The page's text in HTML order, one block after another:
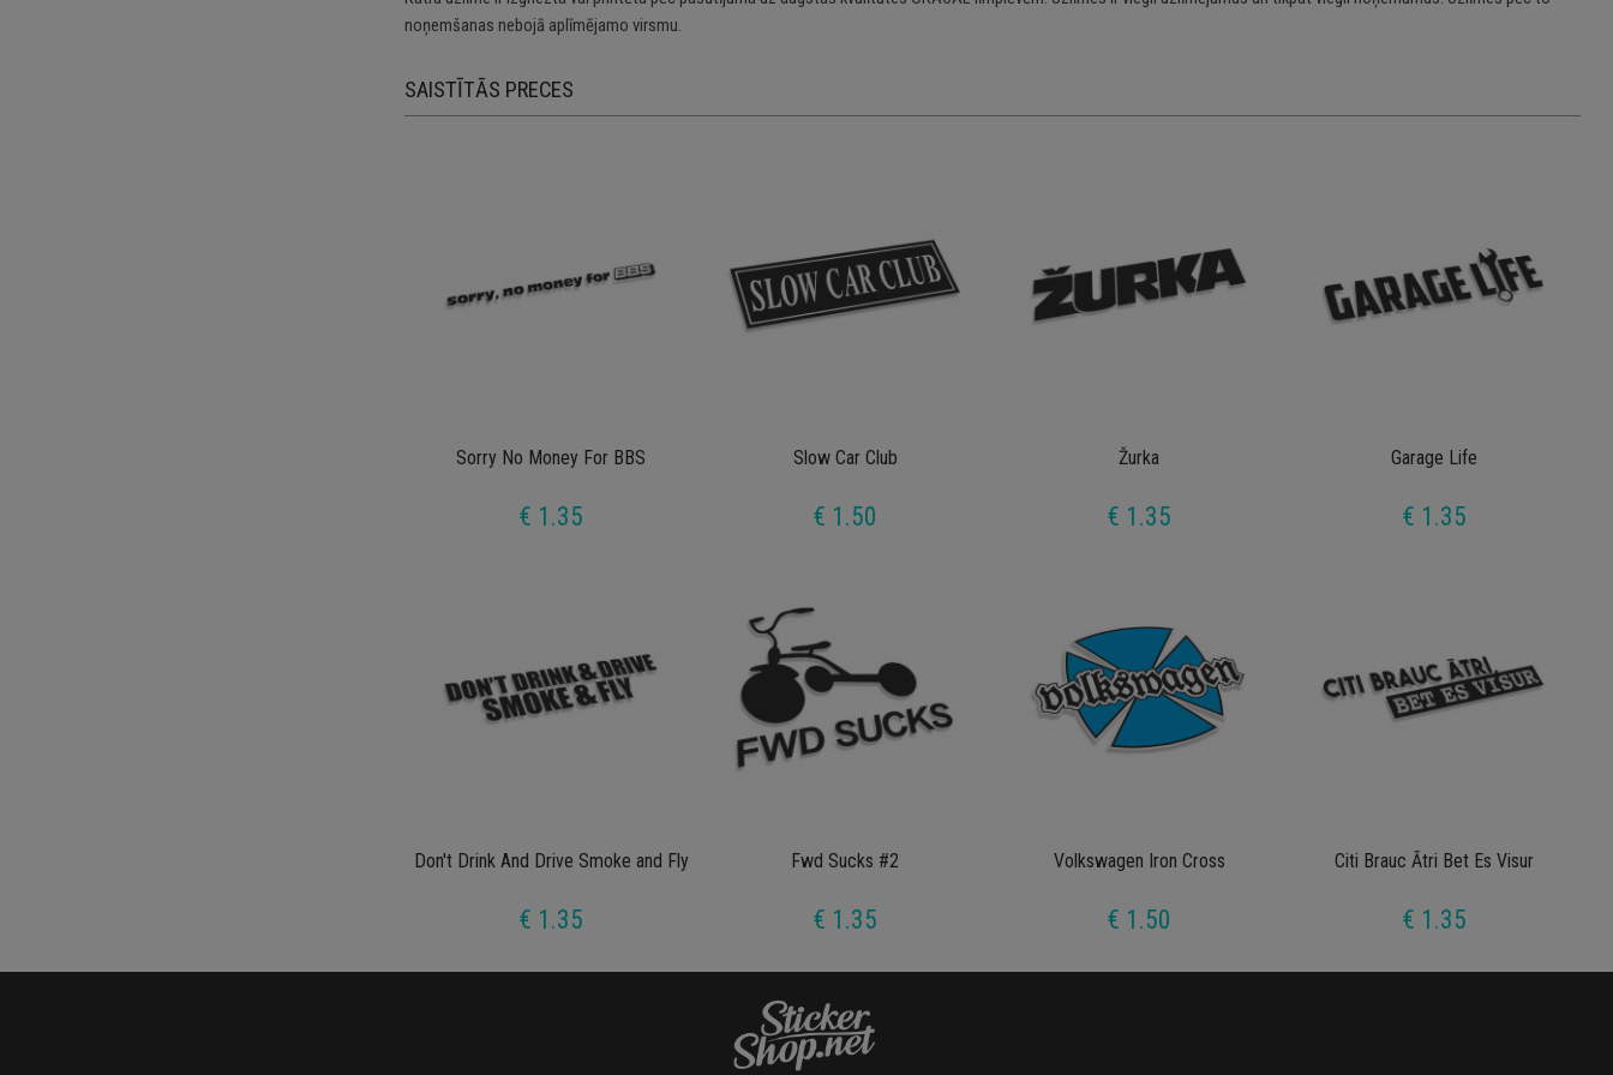
noņemšanas nebojā aplīmējamo virsmu.
SAISTĪTĀS PRECES
Sorry No Money For BBS
€ 1.35
Slow Car Club
€ 1.50
Žurka
€ 1.35
Garage Life
€ 1.35
Don't Drink And Drive Smoke and Fly
€ 1.35
Fwd Sucks #2
€ 1.35
Volkswagen Iron Cross
€ 1.50
Citi Brauc Ātri Bet Es Visur
€ 1.35